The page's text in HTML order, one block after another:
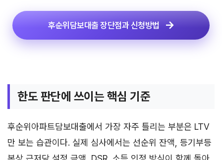
후순위담보대출 장단점과 신청방법
한도 판단에 쓰이는 핵심 기준
후순위아파트담보대출에서 가장 자주 틀리는 부분은 LTV
만 보는 습관이다. 실제 심사에서는 선순위 잔액, 등기부등